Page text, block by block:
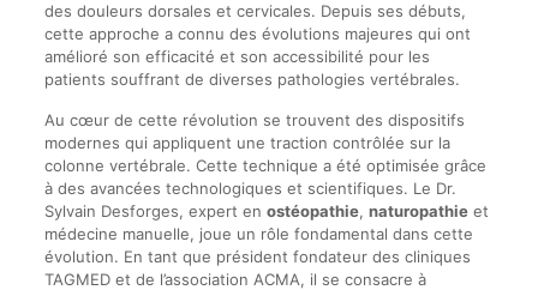
des douleurs dorsales et cervicales. Depuis ses débuts,
cette approche a connu des évolutions majeures qui ont
amélioré son efficacité et son accessibilité pour les
patients souffrant de diverses pathologies vertébrales.
Au cœur de cette révolution se trouvent des dispositifs
modernes qui appliquent une traction contrôlée sur la
colonne vertébrale. Cette technique a été optimisée grâce
à des avancées technologiques et scientifiques. Le Dr.
Sylvain Desforges, expert en ostéopathie, naturopathieet
médecine manuelle, joue un rôle fondamental dans cette
évolution. En tant que président fondateur des cliniques
TAGMED et de l’association ACMA, il se consacre à